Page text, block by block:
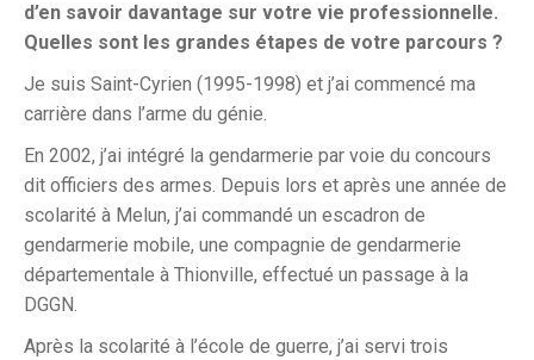
d’en savoir davantage sur votre vie professionnelle.
Quelles sont les grandes étapes de votre parcours ?
Je suis Saint-Cyrien (1995-1998) et j’ai commencé ma
carrière dans l’arme du génie.
En 2002, j’ai intégré la gendarmerie par voie du concours
dit officiers des armes. Depuis lors et après une année de
scolarité à Melun, j’ai commandé un escadron de
gendarmerie mobile, une compagnie de gendarmerie
départementale à Thionville, effectué un passage à la
DGGN.
Après la scolarité à l’école de guerre, j’ai servi trois